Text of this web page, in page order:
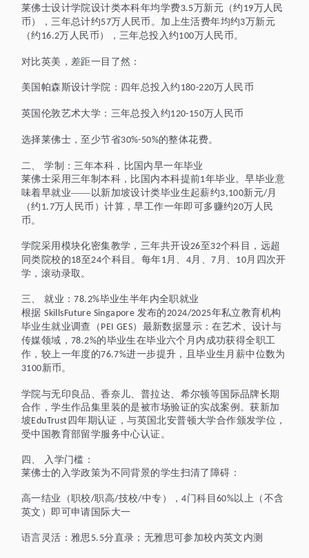
莱佛士设计学院设计类本科年均学费3.5万新元（约 19万人民
币），三年总计约57万人民币。加上生活费年均约3万新元
（约 16.2万人民币），三年总投入约100万人民币。
对比英美，差距一目了然：
美国帕森斯设计学院：四年总投入约 180-220万人民币
英国伦敦艺术大学：三年总投入约120-150万人民币
选择莱佛士，至少节省30%-50%的整体花费。
二、
学制：三年本科，比国内早一年毕业
莱佛士采用三年制本科，比国内本科提前1年毕业。早毕业意
味着早就业——以新加坡设计类毕业生起薪约3,100新元/月
（约 1.7万人民币）计算，早工作一年即可多赚约20万人民
币。
学院采用模块化密集教学，三年共开设26至32个科目，远超
同类院校的18至24个科目。每年1 月、 4 月、7 月、 10 月四次开
学，滚动录取。
三、 就业：78.2%毕业生半年内全职就业
根据 SkillsFuture Singapore 发布的2024/2025年私立教育机构
毕业生就业调查（ PEI GES）最新数据显示：在艺术、设计与
传媒领域，78.2%的毕业生在毕业六个月内成功获得全职工
作，较上一年度的76.7%进一步提升，且毕业生月薪中位数为
3100新币。
学院与无印良品、香奈儿、普拉达、希尔顿等国际品牌长期
合作，学生作品集里装的是被市场验证的实战案例。获新加
坡EduTrust四年期认证，与英国北安普顿大学合作颁发学位，
受中国教育部留学服务中心认证。
四、
入学门槛：
莱佛士的入学政策为不同背景的学生扫清了障碍：
高一结业（职校/职高/技校/中专），4门科目60%以上（不含
英文）即可申请国际大一
语言灵活：雅思 5.5分直录；无雅思可参加校内英文内测